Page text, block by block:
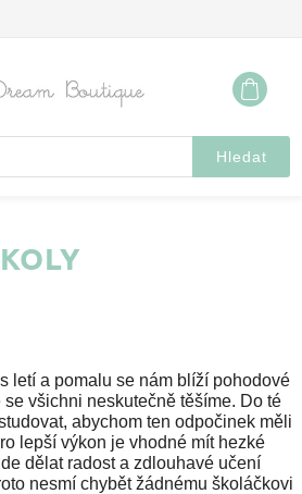
Hledat
letí a pomalu se nám blíží pohodové
všichni neskutečně těšíme. Do té
abychom ten odpočinek měli
lepší výkon je vhodné mít hezké
dělat radost a zdlouhavé učení
nesmí chybět žádnému školáčkovi